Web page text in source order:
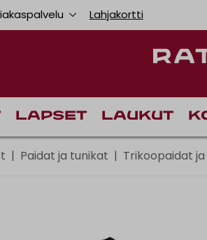
Lahjakortti
Lapset Laukut
| Paidat ja tunikat | Trikoopaidat